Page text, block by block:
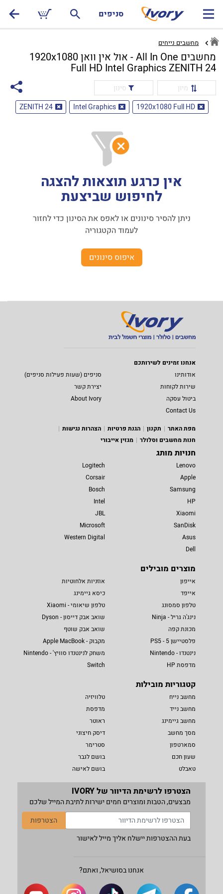
סניפים
מחשבים נייחים
מחשבים All In One - אול אין וואן 1920x1080
Full HD Intel Graphics ZENITH 24
מיון
סינון
1920x1080 Full HD
Intel Graphics
ZENITH 24
אין כרגע תוצאות להצגה
לחיפוש שביצעת
ניתן להסיר סינונים או לאפס את הסינון כדי לחזור
לעמוד הקטגוריה
איפוס סינונים
אנחנו זמינים לשירותכם
אודותינו
סניפים (שעות פעילות סניפים)
שירות לקוחות
יצירת קשר
ביטול עסקה
About Ivory
Contact Us
מפת האתר
תקנון הגנת פרטיות
הצהרות נגישות
חנות מחשבים וסלולר
מגזין אייבורי
חנויות מותג
Lenovo
Apple
Samsung
HP
Xiaomi
SanDisk
Asus
Dell
Logitech
Corsair
Bosch
Intel
JBL
Microsoft
Western Digital
מוצרים מובילים
אייפון
אייפד
טלפון סמסונג
נינג'ה גריל - Ninja
מכונת קפה
פלסטיישן 5 - PS5
נינטנדו - Nintendo
מדפסת HP
אוזניות אלחוטיות
כיסא גיימינג
טלפון שיאומי - Xiaomi
שואב אבק דייסון - Dyson
שואב אבק שוטף
מקבוק - Apple MacBook
משחק לנינטנדו סוויץ' - Nintendo
Switch
קטגוריות מובילות
מחשב נייח
מחשב נייד
מחשב גיימינג
מסך מחשב
סמארטפון
שעון חכם
טאבלט
טלוויזיה
מדפסת
ראוטר
דיסק חיצוני
סטרימר
בושם לגבר
בושם לאישה
הצטרפו לרשימת הדיוור של IVORY
מבצעים, הטבות ומוצרים חמים ישירות לתיבת המייל שלכם
הצטרפות
בעת ההצטרפות יישלח אליך מייל לאישור
אנחנו בסושיאל, ואתם?